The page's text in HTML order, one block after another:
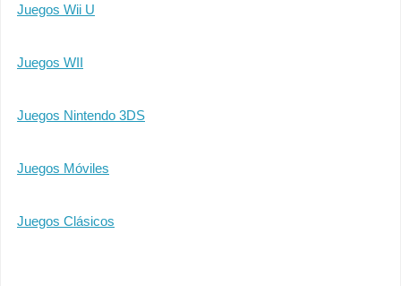
Juegos Wii U
Juegos WII
Juegos Nintendo 3DS
Juegos Móviles
Juegos Clásicos